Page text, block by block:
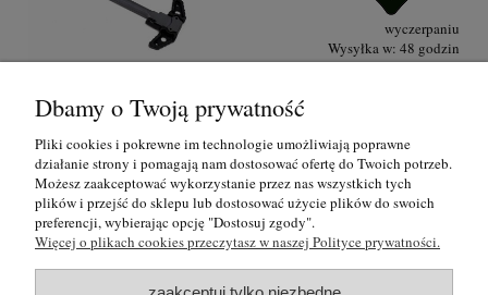
wyczerpaniu
Wysyłka w: 48 godzin
do koszyka
O nas
Regulamin i polityka prywatności
Dbamy o Twoją prywatność
Pliki cookies i pokrewne im technologie umożliwiają poprawne
działanie strony i pomagają nam dostosować ofertę do Twoich potrzeb.
Możesz zaakceptować wykorzystanie przez nas wszystkich tych
plików i przejść do sklepu lub dostosować użycie plików do swoich
preferencji, wybierając opcję "Dostosuj zgody".
Więcej o plikach cookies przeczytasz w naszej Polityce prywatności.